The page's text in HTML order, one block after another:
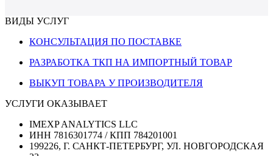
ВИДЫ УСЛУГ
КОНСУЛЬТАЦИЯ ПО ПОСТАВКЕ
РАЗРАБОТКА ТКП НА ИМПОРТНЫЙ ТОВАР
ВЫКУП ТОВАРА У ПРОИЗВОДИТЕЛЯ
УСЛУГИ ОКАЗЫВАЕТ
IMEXP ANALYTICS LLC
ИНН 7816301774 / КПП 784201001
199226, Г. САНКТ-ПЕТЕРБУРГ, УЛ. НОВГОРОДСКАЯ